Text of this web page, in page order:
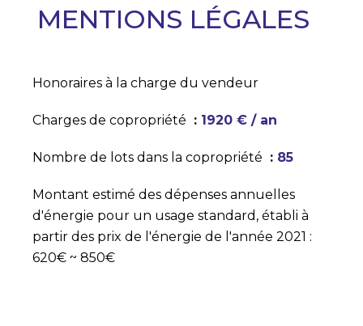
MENTIONS LÉGALES
Honoraires à la charge du vendeur
Charges de copropriété 1920 € / an
Nombre de lots dans la copropriété 85
Montant estimé des dépenses annuelles
d'énergie pour un usage standard, établi à
partir des prix de l'énergie de l'année 2021 :
620€ ~ 850€